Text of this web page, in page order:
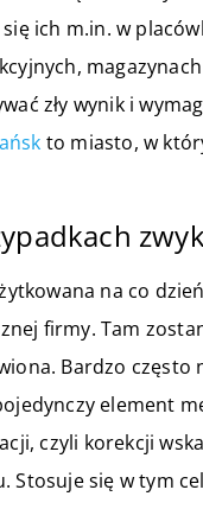
ich m.in. w
zły wynik i
to miasto, w
na co
firmy. Tam
Bardzo często
element
czyli korekcji
Stosuje się w tym